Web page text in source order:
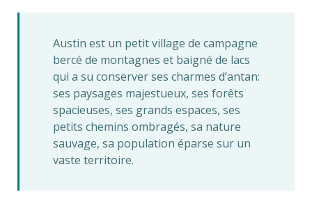
Austin est un petit village de campagne
bercé de montagnes et baigné de lacs
qui a su conserver ses charmes d’antan:
ses paysages majestueux, ses forêts
spacieuses, ses grands espaces, ses
petits chemins ombragés, sa nature
sauvage, sa population éparse sur un
vaste territoire.